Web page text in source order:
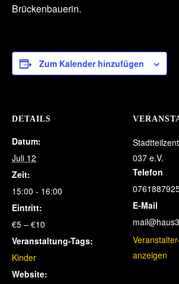
Brückenbauerin.
Zum Kalender hinzufügen
DETAILS
Datum:
Juli 12
Zeit:
15:00 - 16:00
Eintritt:
€5 – €10
Veranstaltung-Tags:
Kinder
Website:
037 e.V.
Telefon
E-Mail
anzeigen